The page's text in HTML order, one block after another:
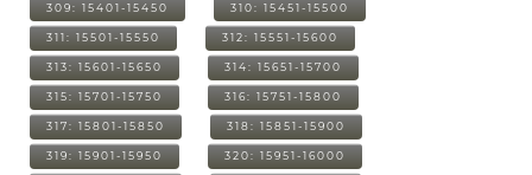
309: 15401-15450 310: 15451-15500
311: 15501-15550 312: 15551-15600
313: 15601-15650 314: 15651-15700
315: 15701-15750 316: 15751-15800
317: 15801-15850 318: 15851-15900
319: 15901-15950 320: 15951-16000